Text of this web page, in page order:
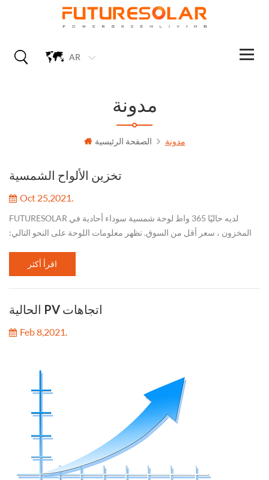
AR
مدونة
الصفحة الرئيسية مدونة
تخزين الألواح الشمسية
Oct 25,2021.
FUTURESOLAR لديه حاليًا 365 واط لوحة شمسية سوداء أحادية في
المخزون ، سعر أقل من السوق. تظهر معلومات اللوحة على النحو التالي:
166 ملم خلية...اقرأ أكثر
الحالية PV اتجاهات
Feb 8,2021.